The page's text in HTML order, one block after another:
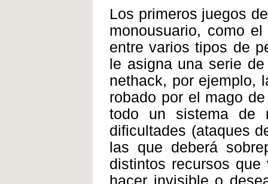
Los primeros juegos
monousuario, como
entre varios tipos de
le asigna una serie
nethack, por ejemplo,
robado por el mago
todo un sistema de
dificultades (ataques
las que deberá
distintos recursos
hacer invisible o